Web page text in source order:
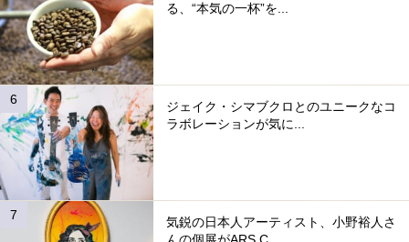
る、“本気の一杯”を...
ジェイク・シマブクロとのユニークなコ
ラボレーションが気に...
気鋭の日本人アーティスト、小野裕人さ